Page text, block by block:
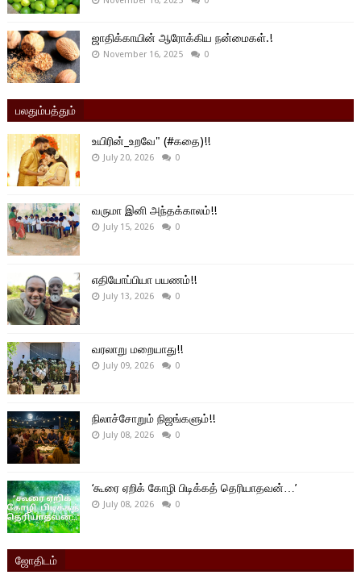
ஜாதிக்காயின் ஆரோக்கிய நன்மைகள்.!
November 16, 2025 0
பலதும்பத்தும்
உயிரின்_உறவே" (#கதை)!!
July 20, 2026 0
வருமா இனி அந்தக்காலம்!!
July 15, 2026 0
எதியோப்பியா பயணம்!!
July 13, 2026 0
வரலாறு மறையாது!!
July 09, 2026 0
நிலாச்சோறும் நிஜங்களும்!!
July 08, 2026 0
‘கூரை ஏறிக் கோழி பிடிக்கத் தெரியாதவன்…’
July 08, 2026 0
ஜோதிடம்